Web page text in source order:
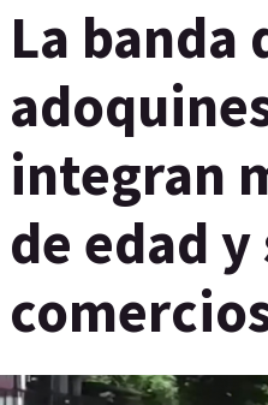
La banda
integran
de edad